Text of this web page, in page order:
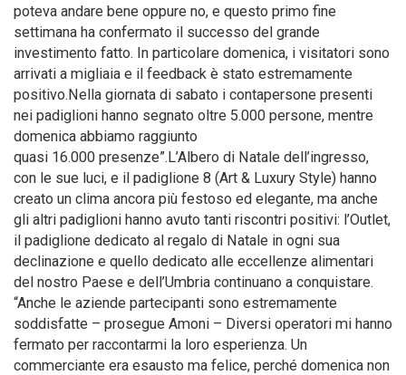
poteva andare bene oppure no, e questo primo fine
settimana ha confermato il successo del grande
investimento fatto. In particolare domenica, i visitatori sono
arrivati a migliaia e il feedback è stato estremamente
positivo.Nella giornata di sabato i contapersone presenti
nei padiglioni hanno segnato oltre 5.000 persone, mentre
domenica abbiamo raggiunto
quasi 16.000 presenze”.L’Albero di Natale dell’ingresso,
con le sue luci, e il padiglione 8 (Art & Luxury Style) hanno
creato un clima ancora più festoso ed elegante, ma anche
gli altri padiglioni hanno avuto tanti riscontri positivi: l’Outlet,
il padiglione dedicato al regalo di Natale in ogni sua
declinazione e quello dedicato alle eccellenze alimentari
del nostro Paese e dell’Umbria continuano a conquistare.
“Anche le aziende partecipanti sono estremamente
soddisfatte – prosegue Amoni – Diversi operatori mi hanno
fermato per raccontarmi la loro esperienza. Un
commerciante era esausto ma felice, perché domenica non